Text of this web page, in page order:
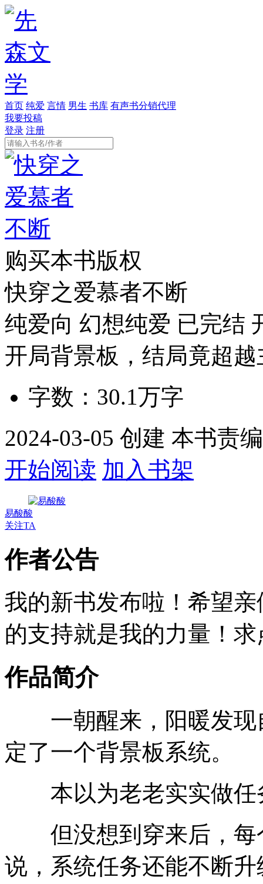
首页 纯爱 言情 男生 书库 有声书分销代理
我要投稿
登录 注册
购买本书版权
快穿之爱慕者不断
纯爱向 幻想纯爱 已完结
开局背景板，结局竟超
字数： 30.1万字
2024-03-05 创建 本书责
开始阅读 加入书架
易酸酸
关注TA
作者公告
我的新书发布啦！希望
的支持就是我的力量！
作品简介
一朝醒来，阳暖发现
定了一个背景板系统。
本以为老老实实做任
但没想到穿来后，每
说，系统任务还能不断